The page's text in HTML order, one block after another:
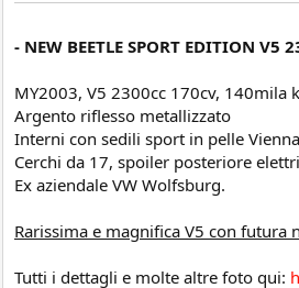
- NEW BEETLE SPORT EDITION V5
MY2003, V5 2300cc 170cv, 140mila
Argento riflesso metallizzato
Interni con sedili sport in pelle
Cerchi da 17, spoiler posteriore
Ex aziendale VW Wolfsburg.
Rarissima e magnifica V5 con futura
Tutti i dettagli e molte altre foto qui: